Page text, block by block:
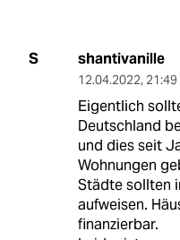
S shantivanille
12.04.2022,
Eigentlich
Deutschland
und dies seit
Wohnungen
Städte sollten
aufweisen.
finanzierbar.